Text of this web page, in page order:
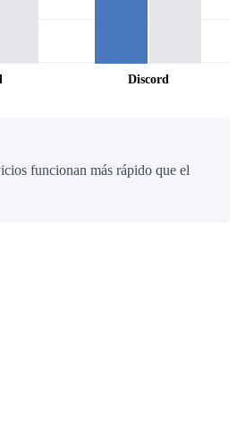
Discord
funcionan más rápido que el